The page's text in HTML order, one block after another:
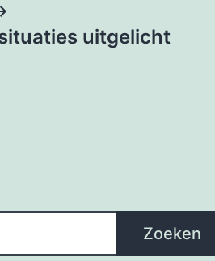
uitgelicht
Zoeken